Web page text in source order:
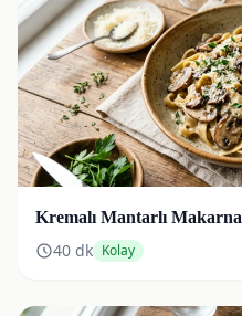
Kremalı Mantarlı Makarna
40 dk Kolay